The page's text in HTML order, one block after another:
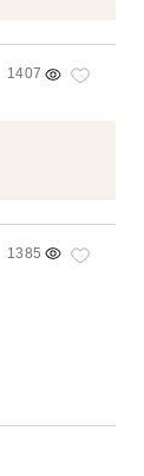
1407
1385